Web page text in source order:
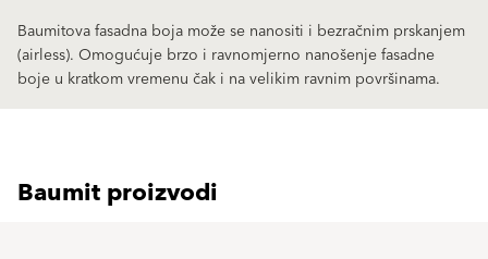
Baumitova fasadna boja može se nanositi i bezračnim prskanjem
(airless). Omogućuje brzo i ravnomjerno nanošenje fasadne
boje u kratkom vremenu čak i na velikim ravnim površinama.
Baumit proizvodi